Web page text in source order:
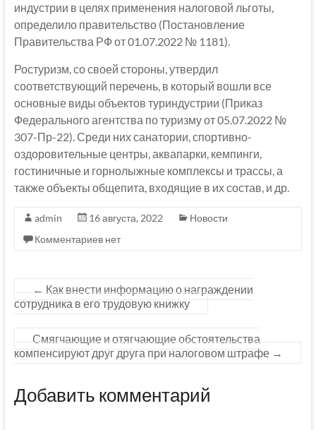
индустрии в целях применения налоговой льготы,
определило правительство (Постановление
Правительства РФ от 01.07.2022 № 1181).
Ростуризм, со своей стороны, утвердил
соответствующий перечень, в который вошли все
основные виды объектов туриндустрии (Приказ
Федерального агентства по туризму от 05.07.2022 №
307-Пр-22). Среди них санатории, спортивно-
оздоровительные центры, аквапарки, кемпинги,
гостиничные и горнолыжные комплексы и трассы, а
также объекты общепита, входящие в их состав, и др.
admin 16 августа, 2022
Новости
Комментариев нет
← Как внести информацию о награждении
сотрудника в его трудовую книжку
Смягчающие и отягчающие обстоятельства
компенсируют друг друга при налоговом штрафе →
Добавить комментарий